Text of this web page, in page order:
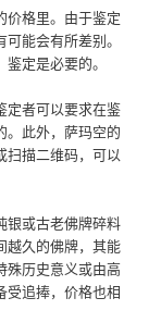
价格里。由于鉴定
能会有所差别。
定是必要的。
定者可以要求在鉴
。此外，萨玛空的
扫描二维码，可以
银或古老佛牌碎料
越久的佛牌，其能
殊历史意义或由高
受追捧，价格也相